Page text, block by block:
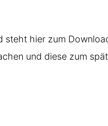
steht hier zum
und diese zum